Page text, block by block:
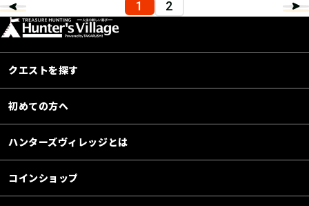
1 2
クエストを探す
初めての方へ
ハンターズヴィレッジとは
コインショップ